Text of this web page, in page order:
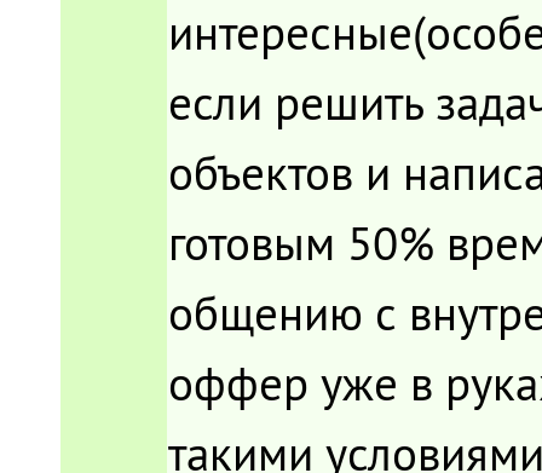
если решить
объектов и
готовым 50%
общению с
оффер уже в
такими